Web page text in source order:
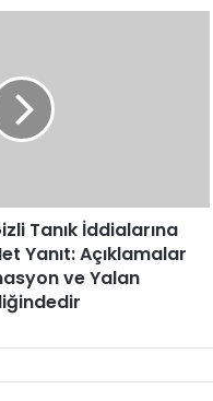
Tanık İddialarına
Yanıt: Açıklamalar
ve Yalan